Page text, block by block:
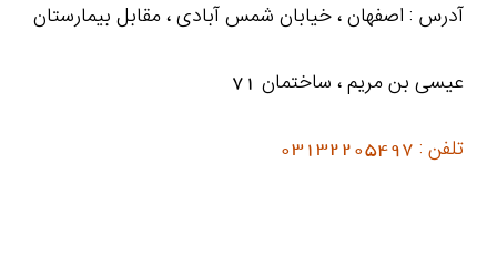
آدرس : اصفهان ، خیابان شمس آبادی ، مقابل بیمارستان
عیسی بن مریم ، ساختمان 71
تلفن : 03132205497